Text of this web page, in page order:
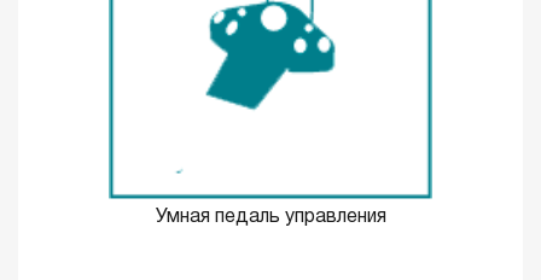
Умная педаль управления